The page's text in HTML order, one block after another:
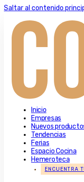
Saltar al contenido
Inicio
Empresas
Nuevos
Tendencias
Ferias
Espacio Cocina
Hemeroteca
ENCUENTRA